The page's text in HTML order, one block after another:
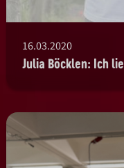
16.03.2020
Julia Böcklen: Ich